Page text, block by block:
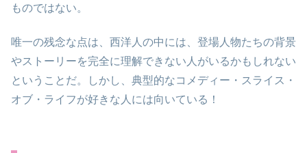
ものではない。
唯一の残念な点は、西洋人の中には、登場人物たちの背景
やストーリーを完全に理解できない人がいるかもしれない
ということだ。しかし、典型的なコメディー・スライス・
オブ・ライフが好きな人には向いている！